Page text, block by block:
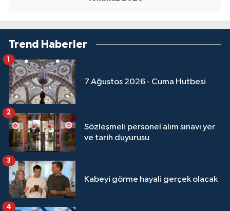
Trend Haberler
7 Ağustos 2026 - Cuma Hutbesi
1
Sözleşmeli personel alım sınavı yer
ve tarih duyurusu
2
Kabeyi görme hayali gerçek olacak
3
4
Tokat Müftülüğü
Trabzon Müftülüğü
Tunceli Müftülüğü
Uşak Müftülüğü
Van Müftülüğü
Yalova Müftülüğü
Yozgat Müftülüğü